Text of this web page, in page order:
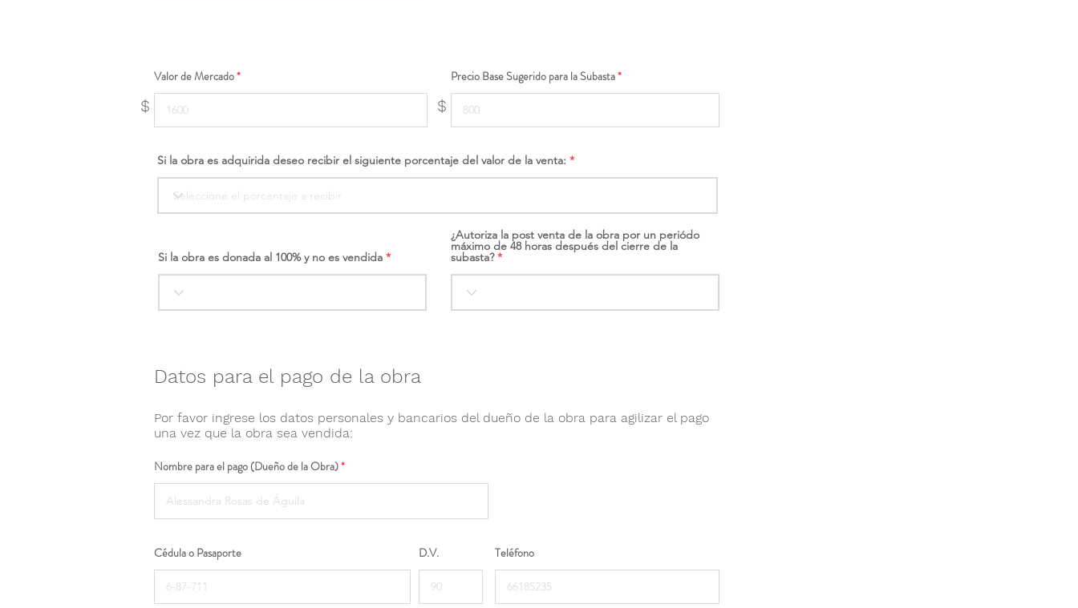
$
Valor de Mercado
$
Precio Base Sugerido para la Subasta
Si la obra es adquirida deseo recibir el siguiente porcentaje del valor de la venta:
Si la obra es donada al 100% y no es vendida
¿Autoriza la post venta de la obra por un periódo
máximo de 48 horas después del cierre de la
subasta?
Datos para el pago de la obra
Por favor ingrese los datos personales y bancarios del dueño de la obra para agilizar el pago
una vez que la obra sea vendida:
Nombre para el pago (Dueño de la Obra)
Cédula o Pasaporte D.V. Teléfono